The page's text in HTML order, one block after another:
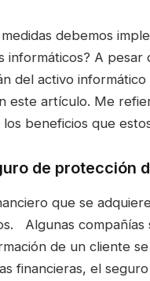
debemos
informáticos? A
del activo
este artículo. Me
beneficios que
de protección
que se
Algunas
de un cliente
financieras, el